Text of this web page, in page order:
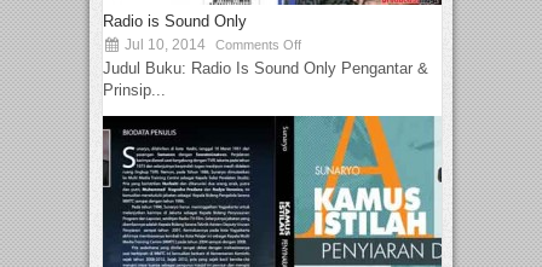
Radio is Sound Only
Jul 10, 2014 Comments Off
Judul Buku: Radio Is Sound Only Pengantar &
Prinsip...